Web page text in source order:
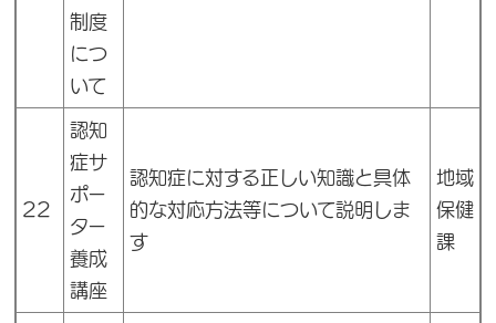
制度
につ
いて
22
認知
症サ
ポー
ター
養成
講座
認知症に対する正しい知識と具体
的な対応方法等について説明しま
す
地域
保健
課